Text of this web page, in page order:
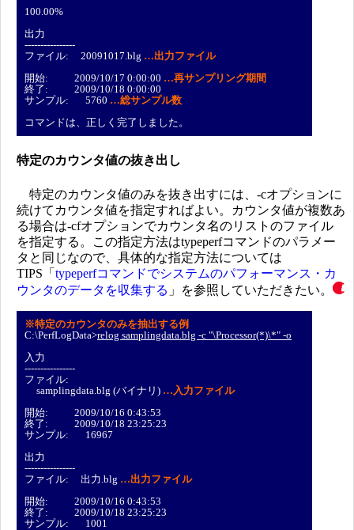
100.00%
出力
----------------
ファイル: 20091017.blg …出力ファイル
開始: 2009/10/17 0:00:00 …再サンプリング期間
終了: 2009/10/18 0:00:00
サンプル: 5760 …総サンプル数
コマンドは、正しく完了しました。
特定のカウンタ値の抜き出し
特定のカウンタ値のみを抜き出すには、-cオプションに
続けてカウンタ値を指定すればよい。カウンタ値が複数あ
る場合は-cfオプションでカウンタ名のリストのファイル
を指定する。この指定方法はtypeperfコマンドのパラメー
タと同じなので、具体的な指定方法については
TIPS「 typeperfコマンドでシステムのパフォーマンス・カ
ウンタのデータを収集する 」を参照していただきたい。
※特定のカウンタのみを抽出する例
C:\PerfLogData>relog samplingdata.blg -c "\Processor(*)\*" -o
入力
----------------
ファイル:
samplingdata.blg (バイナリ) …入力ファイル
開始: 2009/10/16 0:43:53
終了: 2009/10/18 23:25:23
サンプル: 16967
出力
----------------
ファイル: 出力.blg …出力ファイル
開始: 2009/10/16 0:43:53
終了: 2009/10/18 23:25:23
サンプル: 1001